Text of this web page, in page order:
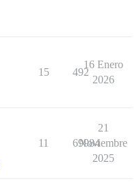
15 492
16 Enero
2026
11 69984
21
Noviembre
2025